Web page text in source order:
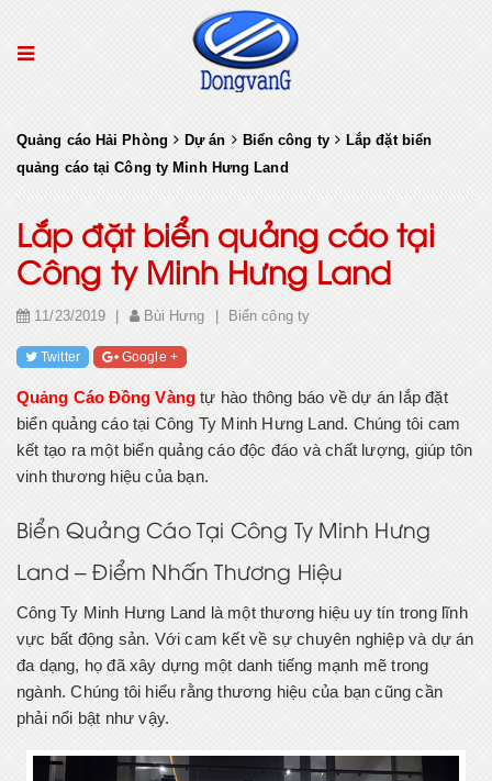
Quảng cáo Hải Phòng Dự án Biển công ty
Lắp đặt biển
quảng cáo tại Công ty Minh Hưng Land
Lắp đặt biển quảng cáo tại
Công ty Minh Hưng Land
11/23/2019 Bùi Hưng Biển công ty
Twitter Google +
Quảng Cáo Đồng Vàngtự hào thông báo về dự án lắp đặt
biển quảng cáo tại Công Ty Minh Hưng Land. Chúng tôi cam
kết tạo ra một biển quảng cáo độc đáo và chất lượng, giúp tôn
vinh thương hiệu của bạn.
Biển Quảng Cáo Tại Công Ty Minh Hưng
Land – Điểm Nhấn Thương Hiệu
Công Ty Minh Hưng Land là một thương hiệu uy tín trong lĩnh
vực bất động sản. Với cam kết về sự chuyên nghiệp và dự án
đa dạng, họ đã xây dựng một danh tiếng mạnh mẽ trong
ngành. Chúng tôi hiểu rằng thương hiệu của bạn cũng cần
phải nổi bật như vậy.